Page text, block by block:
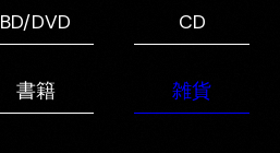
BD/DVD CD
書籍 雑貨